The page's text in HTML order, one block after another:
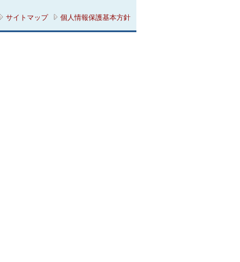
囲内で、債権譲
します。
報機関に私の個
のほか、当該各
いる場合には、
だし、返済能力
用することに同
合、私は、その
関の加盟会員に
会員名等は各機
サイトマップ 個人情報保護基本方針